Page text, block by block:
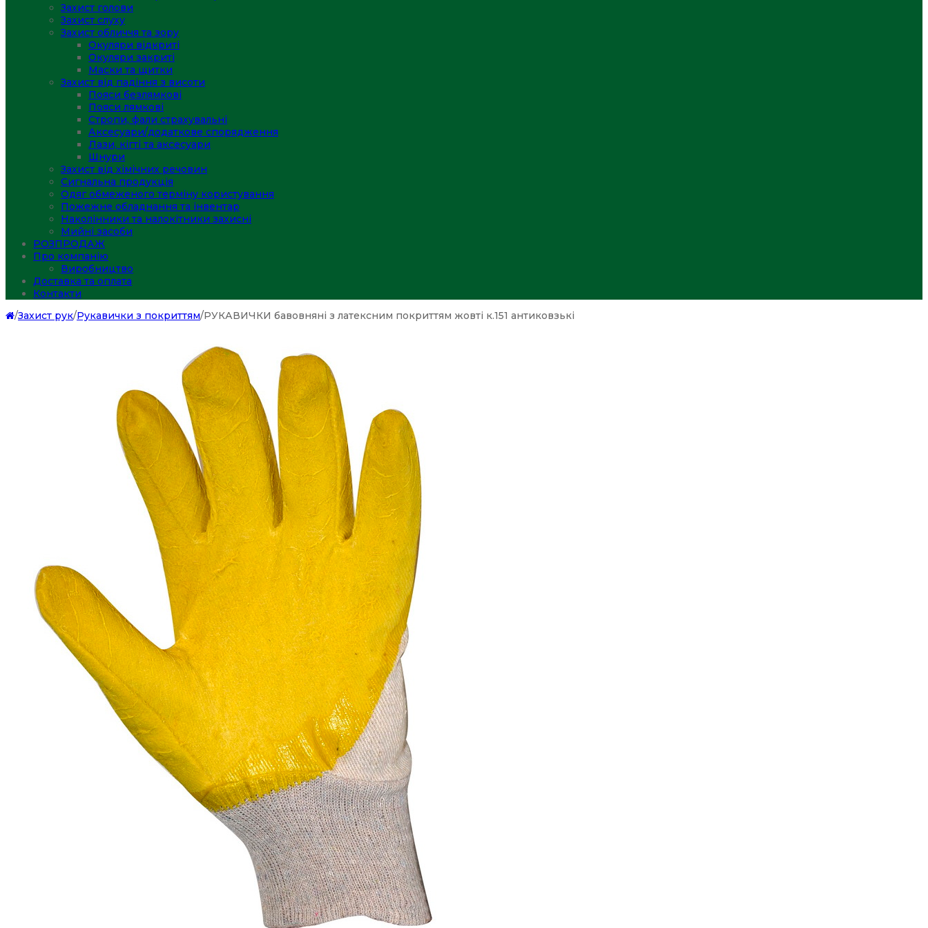
Захист голови
Захист слуху
Захист обличчя та зору
Окуляри відкриті
Окуляри закриті
Маски та щитки
Захист від падіння з висоти
Пояси безлямкові
Пояси лямкові
Стропи, фали страхувальні
Аксесуари/додаткове спорядження
Лази, кігті та аксесуари
Шнури
Захист від хімічних речовин
Сигнальна продукція
Одяг обмеженого терміну користування
Пожежне обладнання та інвентар
Наколінники та налокітники захисні
Мийні засоби
РОЗПРОДАЖ
Про компанію
Виробництво
Доставка та оплата
Контакти
/Захист рук/Рукавички з покриттям/РУКАВИЧКИ бавовняні з латексним покриттям жовті к.151 антиковзькі